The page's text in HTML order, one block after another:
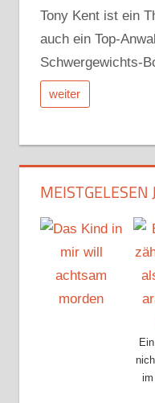
Tony Kent ist ein
auch ein Top-
Schwergewichts-
weiter